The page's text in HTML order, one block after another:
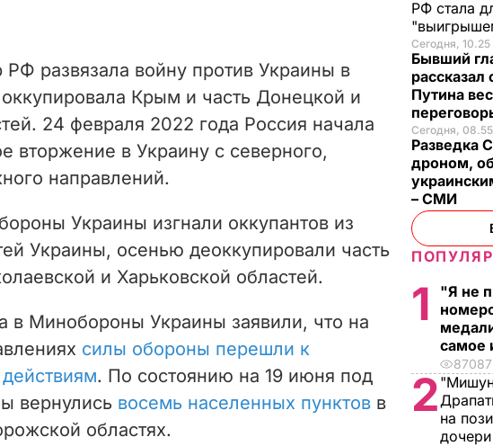
РФ развязала войну против Украины в
оккупировала Крым и часть Донецкой и
24 февраля 2022 года Россия начала
вторжение в Украину с северного,
направлений.
Украины изгнали оккупантов из
Украины, осенью деоккупировали часть
и Харьковской областей.
в Минобороны Украины заявили, что на
силы обороны перешли к
. По состоянию на 19 июня под
вернулись восемь населенных пунктов в
областях.
РФ стала
Сегодня, 10.25
Бывший
рассказал
Путина
Сегодня, 08.55
Разведка
дроном,
– СМИ
1
"Я не
самое
87087
2 на
дочери